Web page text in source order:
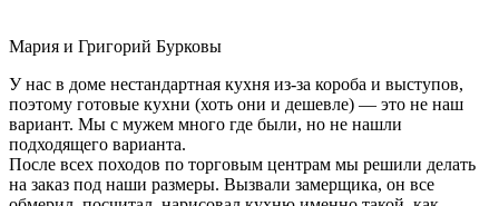
Мария и Григорий Бурковы
У нас в доме нестандартная кухня из-за короба и выступов,
поэтому готовые кухни (хоть они и дешевле) — это не наш
вариант. Мы с мужем много где были, но не нашли
подходящего варианта.
После всех походов по торговым центрам мы решили делать
на заказ под наши размеры. Вызвали замерщика, он все